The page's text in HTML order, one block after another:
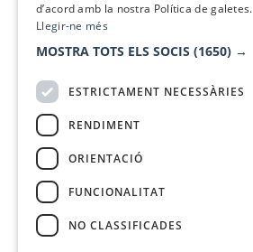
d’acord amb la nostra Política de galetes.
Llegir-ne més
MOSTRA TOTS ELS SOCIS (1650) →
ESTRICTAMENT NECESSÀRIES
RENDIMENT
ORIENTACIÓ
FUNCIONALITAT
NO CLASSIFICADES